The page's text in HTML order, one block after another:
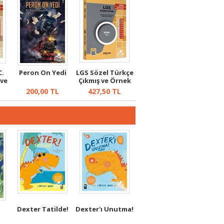
Peron On Yedi
200,00 TL
LGS Sözel Türkçe
Çıkmış ve Örnek
Sorular
427,50 TL
Dexter Tatilde! Dexter'ı Unutma!